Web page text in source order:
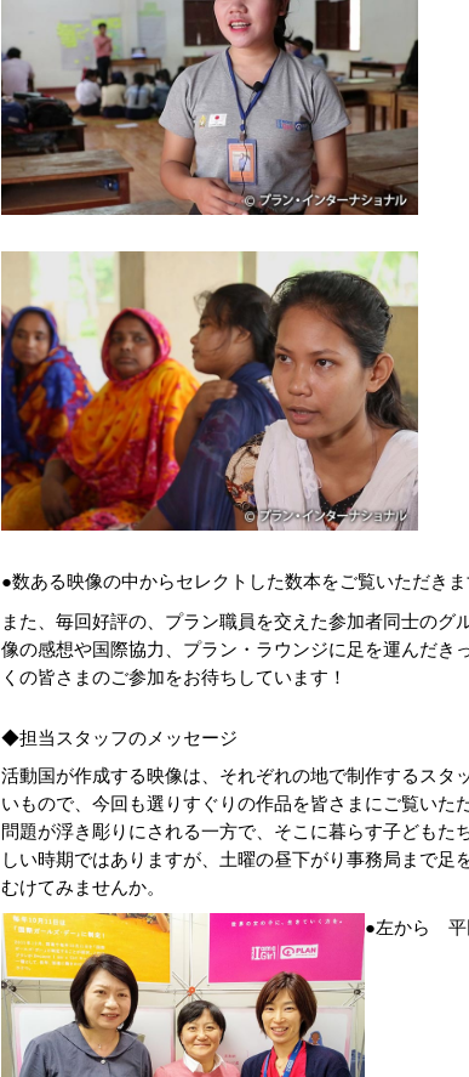
●数ある映像の中からセレクトした数本をご覧いただき
また、毎回好評の、プラン職員を交えた参加者同士の
像の感想や国際協力、プラン・ラウンジに足を運んだき
くの皆さまのご参加をお待ちしています！
◆担当スタッフのメッセージ
活動国が作成する映像は、それぞれの地で制作するスタ
いもので、今回も選りすぐりの作品を皆さまにご覧いた
問題が浮き彫りにされる一方で、そこに暮らす子どもた
しい時期ではありますが、土曜の昼下がり事務局まで足
むけてみませんか。
●左から 平